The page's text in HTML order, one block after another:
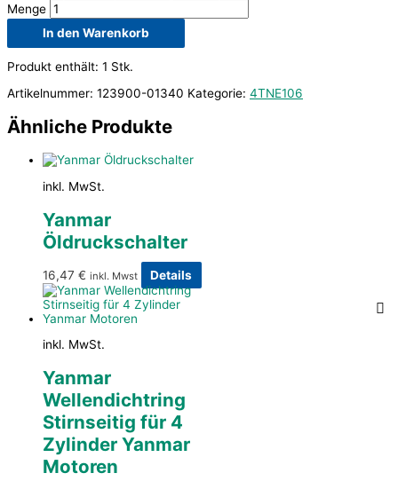
Menge
In den Warenkorb
Produkt enthält: 1 Stk.
Artikelnummer: 123900-01340 Kategorie: 4TNE106
Ähnliche Produkte
inkl. MwSt.
Yanmar
Öldruckschalter
16,47 € inkl. Mwst Details
inkl. MwSt.
Yanmar
Wellendichtring
Stirnseitig für 4
Zylinder Yanmar
Motoren